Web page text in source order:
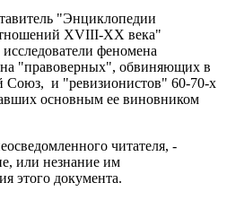
"Энциклопедии
XVIII-XX века"
феномена
"правоверных", обвиняющих в
Союз, и "ревизионистов" 60-70-х
основным ее виновником
читателя, -
или незнание им
этого документа.